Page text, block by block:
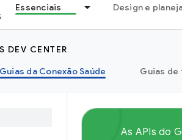
Essenciais Design e
DEV CENTER
Guias da Conexão Saúde Guias
As APIs do